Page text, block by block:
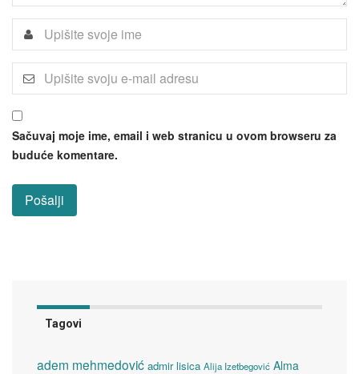
Sačuvaj moje ime, email i web stranicu u ovom browseru za
buduće komentare.
Tagovi
adem mehmedović admir lisica Alija Izetbegović Alma